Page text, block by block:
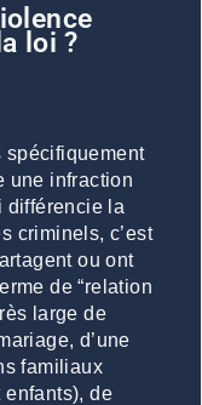
loi ?
spécifiquement
une infraction
différencie la
criminels, c’est
ou ont
de “relation
large de
d’une
familiaux
enfants), de